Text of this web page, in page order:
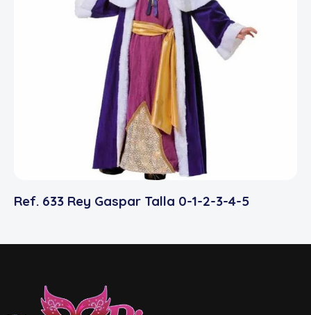
Ref. 633 Rey Gaspar Talla 0-1-2-3-4-5